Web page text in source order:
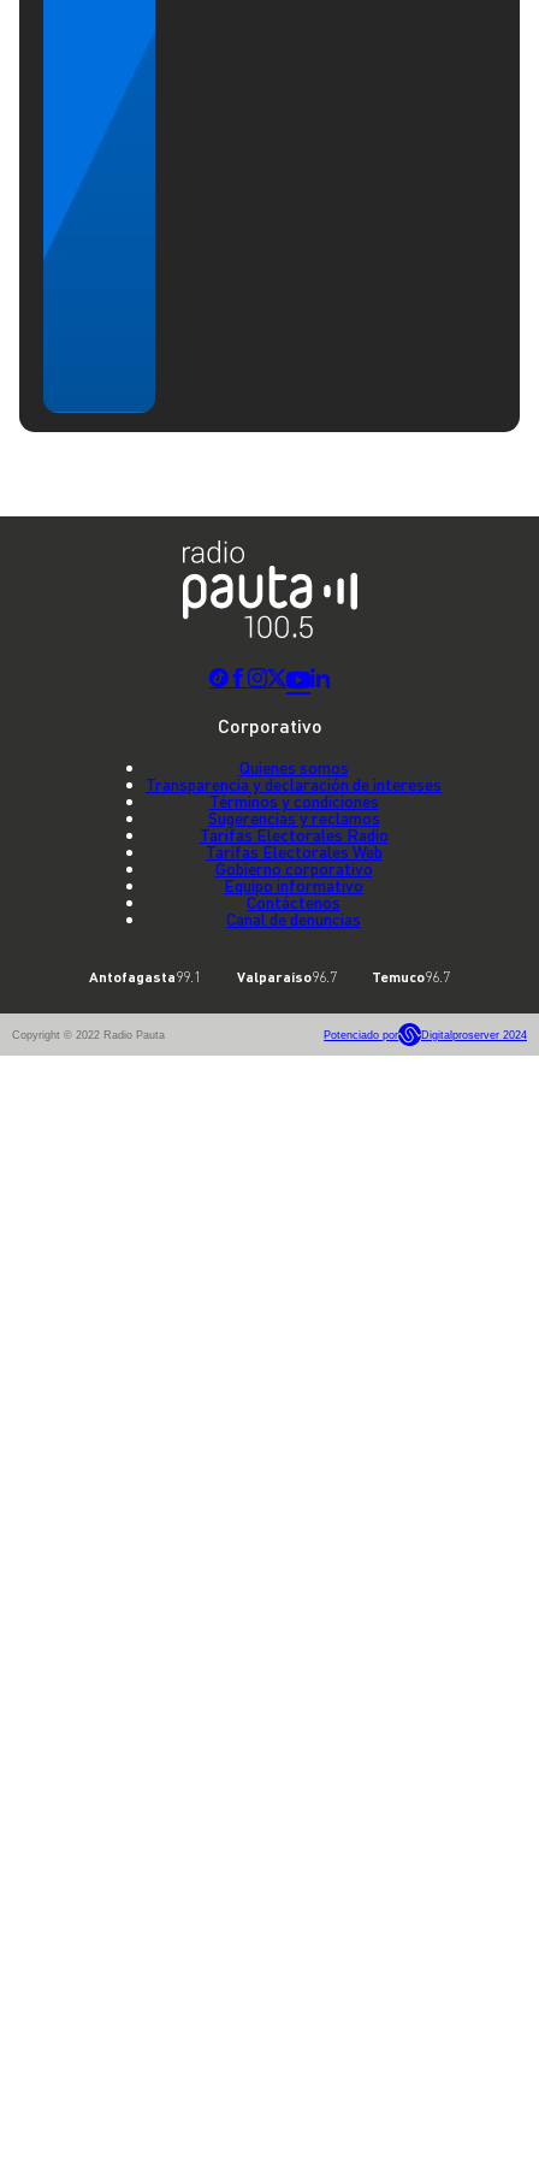
Corporativo
Quienes somos
Transparencia y declaración de intereses
Términos y condiciones
Sugerencias y reclamos
Tarifas Electorales Radio
Tarifas Electorales Web
Gobierno corporativo
Equipo informativo
Contáctenos
Canal de denuncias
Antofagasta99.1 Valparaíso96.7 Temuco96.7
Copyright © 2022 Radio Pauta Potenciado por Digitalproserver 2024